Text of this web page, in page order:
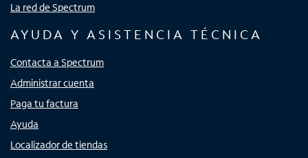
La red de Spectrum
AYUDA Y ASISTENCIA TÉCNICA
Contacta a Spectrum
Administrar cuenta
Paga tu factura
Ayuda
Localizador de tiendas